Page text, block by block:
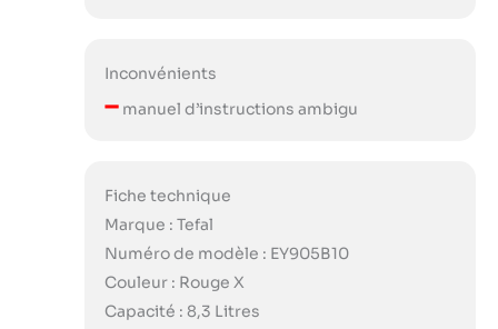
Inconvénients
–manuel d’instructions ambigu
Fiche technique
Marque : Tefal
Numéro de modèle : EY905B10
Couleur : Rouge X
Capacité : 8,3 Litres